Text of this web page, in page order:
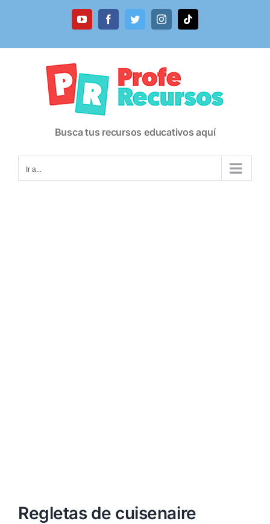
YouTubeFacebookTwitterInstagramTiktok
Busca tus recursos educativos aquí
Ir a...
Regletas de cuisenaire